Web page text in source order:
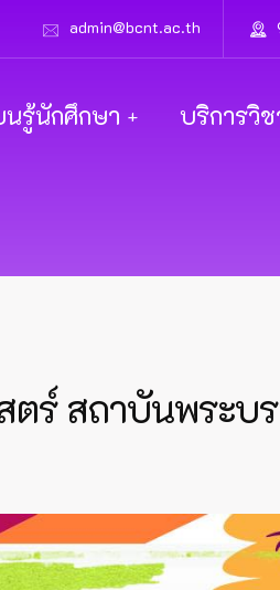
admin@bcnt.ac.th
นรู้นักศึกษา บริการวิช
ร์ สถาบันพระบ